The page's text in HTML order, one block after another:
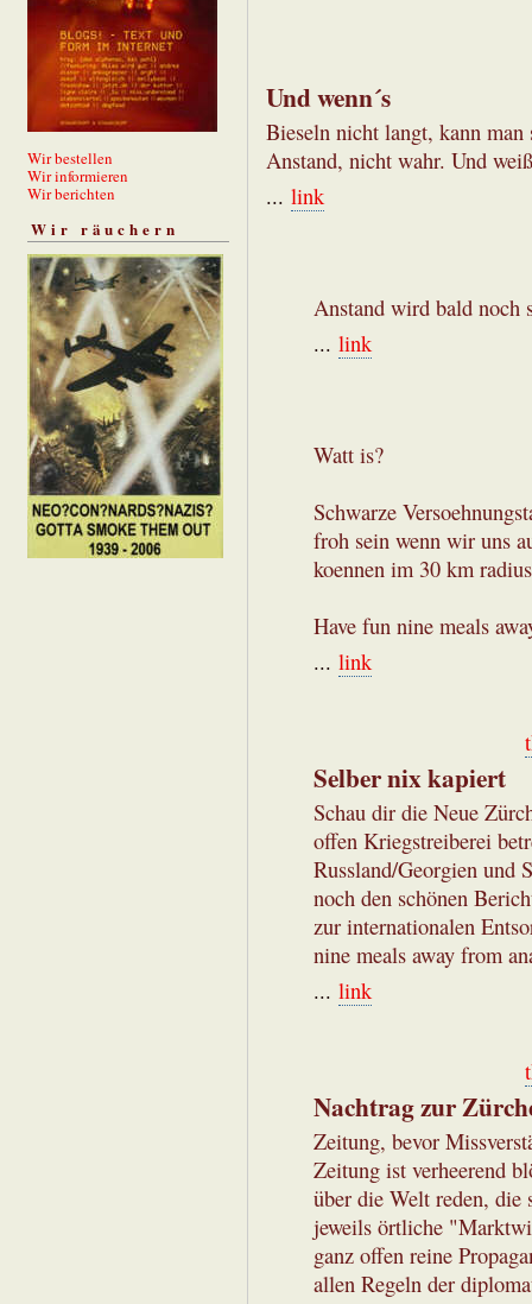
Wir bestellen
Wir informieren
Wir berichten
Wir räuchern
Und wenn´s
Bieseln nicht langt, kann
Anstand, nicht wahr. Und
... link
Anstand wird bald noch
... link
Watt is?
Schwarze
froh sein wenn wir uns
koennen im 30 km
Have fun nine meals
... link
Selber nix kapiert
Schau dir die Neue
offen Kriegstreiberei
Russland/Georgien und
noch den schönen
zur internationalen
nine meals away from
... link
Nachtrag zur
Zeitung, bevor
Zeitung ist verheerend
über die Welt reden, die
jeweils örtliche
ganz offen reine
allen Regeln der